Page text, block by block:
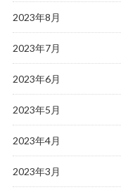
2023年8月
2023年7月
2023年6月
2023年5月
2023年4月
2023年3月